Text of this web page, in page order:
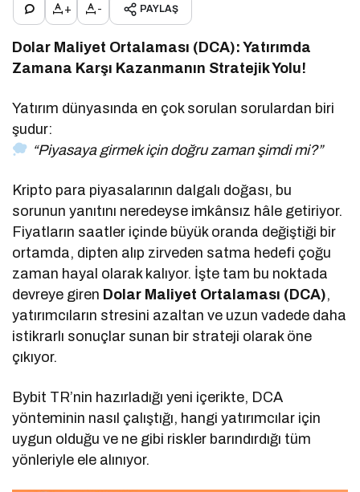
+ - PAYLAŞ
Dolar Maliyet Ortalaması (DCA): Yatırımda
Zamana Karşı Kazanmanın Stratejik Yolu!
Yatırım dünyasında en çok sorulan sorulardan biri
şudur:
“Piyasaya girmek için doğru zaman şimdi mi?”
Kripto para piyasalarının dalgalı doğası, bu
sorunun yanıtını neredeyse imkânsız hâle getiriyor.
Fiyatların saatler içinde büyük oranda değiştiği bir
ortamda, dipten alıp zirveden satma hedefi çoğu
zaman hayal olarak kalıyor. İşte tam bu noktada
devreye giren Dolar Maliyet Ortalaması (DCA),
yatırımcıların stresini azaltan ve uzun vadede daha
istikrarlı sonuçlar sunan bir strateji olarak öne
çıkıyor.
Bybit TR’nin hazırladığı yeni içerikte, DCA
yönteminin nasıl çalıştığı, hangi yatırımcılar için
uygun olduğu ve ne gibi riskler barındırdığı tüm
yönleriyle ele alınıyor.